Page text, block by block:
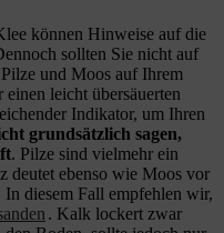
können Hinweise auf die
sollten Sie nicht auf
und Moos auf Ihrem
leicht übersäuerten
Indikator, um Ihren
grundsätzlich sagen,
. Pilze sind vielmehr ein
deutet ebenso wie Moos vor
diesem Fall empfehlen wir,
. Kalk lockert zwar